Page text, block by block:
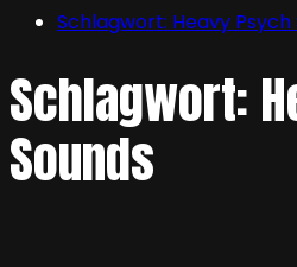
Schlagwort: Heavy Psych
Schlagwort:
Sounds